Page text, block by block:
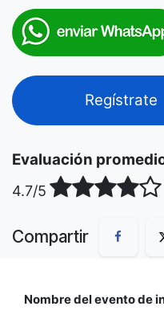
Evaluación
4.7/5
Compartir
Nombre del evento de